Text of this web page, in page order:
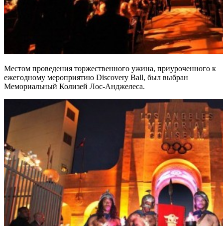
Местом проведения торжественного ужина, приуроченного к
ежегодному мероприятию Discovery Ball, был выбран
Мемориальный Колизей Лос-Анджелеса.